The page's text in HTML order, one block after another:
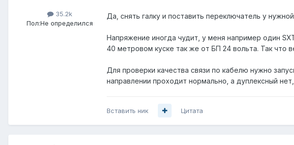
35.2k
Пол:Не определился
Да, снять галку и поставить переключатель у
Напряжение иногда чудит, у меня например один
40 метровом куске так же от БП 24 вольта. Так что
Для проверки качества связи по кабелю нужно
направлении проходит нормально, а дуплексный
Вставить ник Цитата